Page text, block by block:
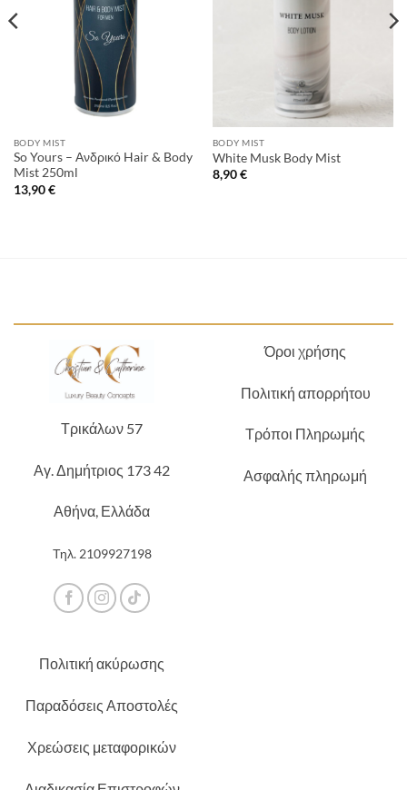
BODY MIST
So Yours – Ανδρικό Hair & Body
Mist 250ml
13,90€
BODY MIST
White Musk Body Mist
8,90€
Τρικάλων 57
Αγ. Δημήτριος 173 42
Αθήνα, Ελλάδα
Τηλ. 2109927198
Όροι χρήσης
Πολιτική απορρήτου
Τρόποι Πληρωμής
Ασφαλής πληρωμή
Πολιτική ακύρωσης
Παραδόσεις Αποστολές
Χρεώσεις μεταφορικών